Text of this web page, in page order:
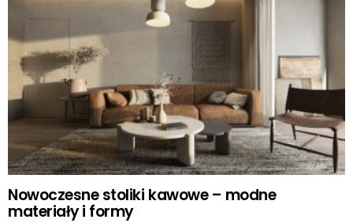
Nowoczesne stoliki kawowe – modne
materiały i formy